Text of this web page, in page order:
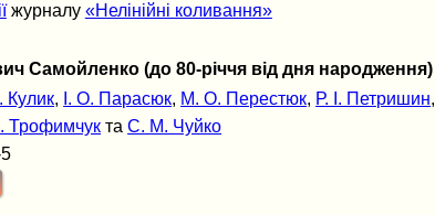
журналу «Нелінійні коливання»
Самойленко (до 80-річчя від дня народження)
Кулик, І. О. Парасюк, М. О. Перестюк, Р. І. Петришин,
Трофимчук таС. М. Чуйко